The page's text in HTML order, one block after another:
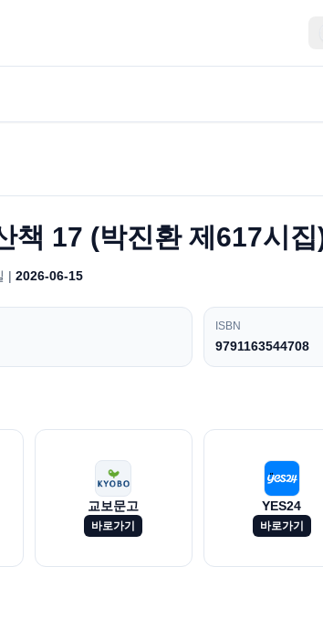
책 17 (박진환 제617시집
|2026-06-15
ISBN
9791163544708
교보문고
바로가기
YES24
바로가기